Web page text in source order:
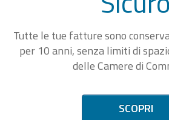
Tutte le tue fatture sono
per 10 anni, senza limiti di
delle Camere di
SCOPRI